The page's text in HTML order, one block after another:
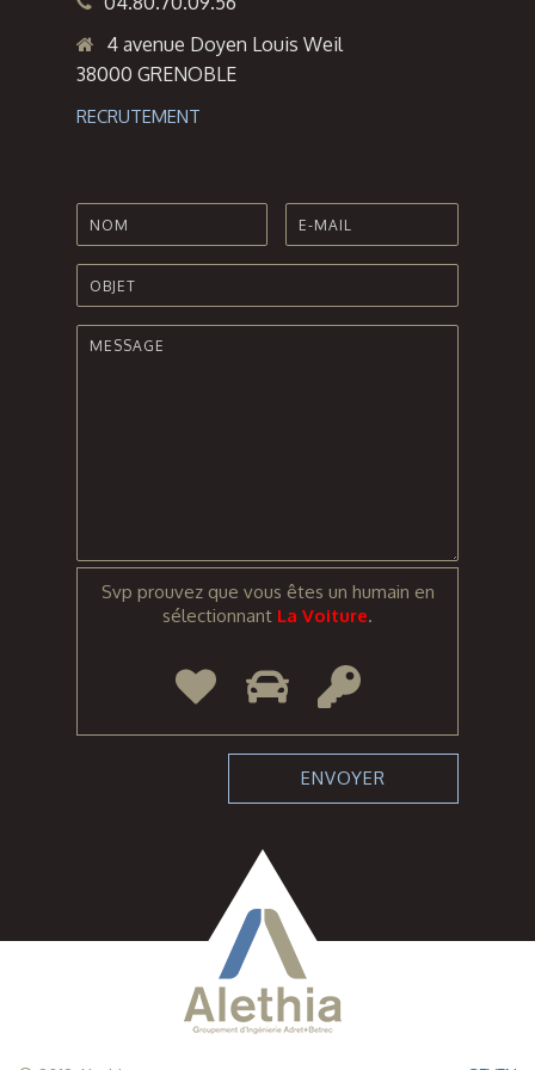
4 avenue Doyen Louis Weil
38000 GRENOBLE
RECRUTEMENT
Svp prouvez que vous êtes un humain en
sélectionnant La Voiture.